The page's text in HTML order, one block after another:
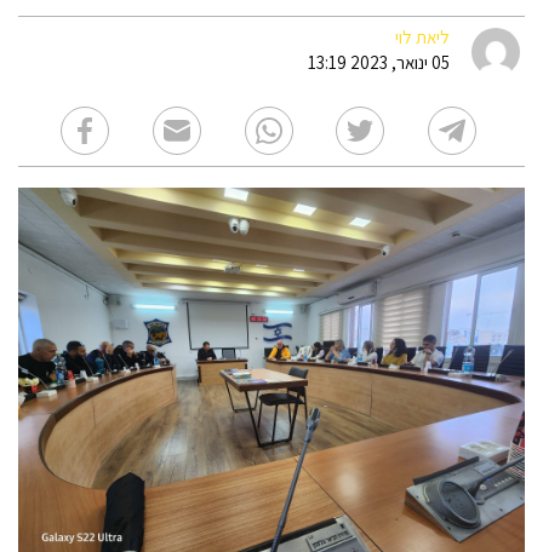
ליאת לוי
05 ינואר, 2023 13:19